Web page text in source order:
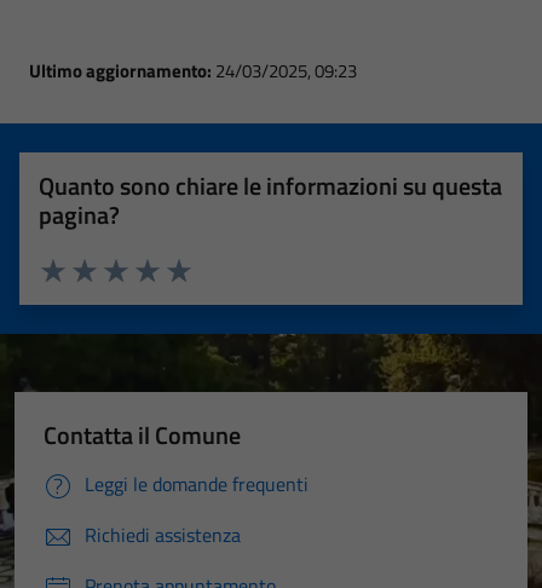
Ultimo aggiornamento: 24/03/2025, 09:23
Quanto sono chiare le informazioni su questa
pagina?
Valuta 5 stelle su 5
Valuta 4 stelle su 5
Valuta 3 stelle su 5
Valuta 2 stelle su 5
Valuta 1 stelle su 5
Contatta il Comune
Leggi le domande frequenti
Richiedi assistenza